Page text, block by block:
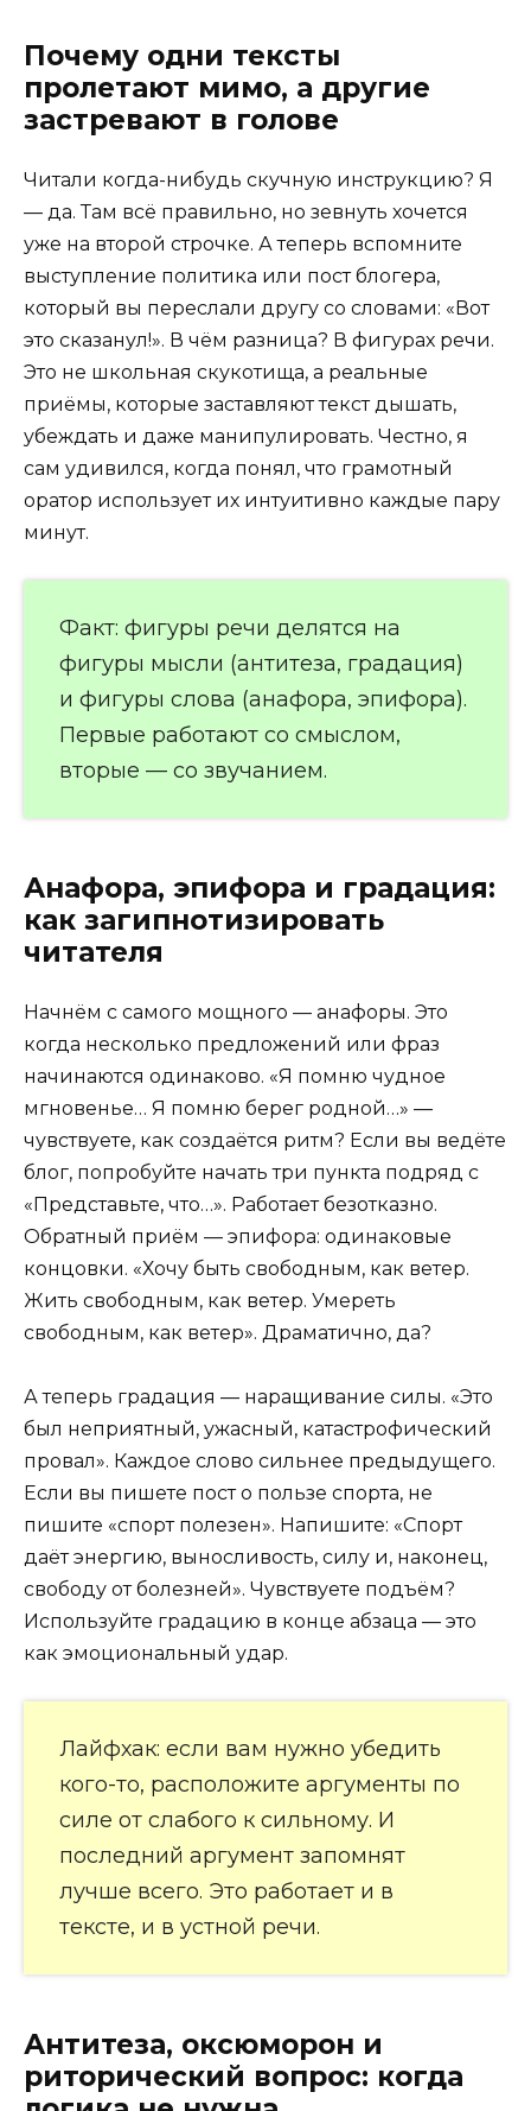
Почему одни тексты
пролетают мимо, а другие
застревают в голове
Читали когда-нибудь скучную инструкцию? Я
— да. Там всё правильно, но зевнуть хочется
уже на второй строчке. А теперь вспомните
выступление политика или пост блогера,
который вы переслали другу со словами: «Вот
это сказанул!». В чём разница? В фигурах речи.
Это не школьная скукотища, а реальные
приёмы, которые заставляют текст дышать,
убеждать и даже манипулировать. Честно, я
сам удивился, когда понял, что грамотный
оратор использует их интуитивно каждые пару
минут.
Факт: фигуры речи делятся на
фигуры мысли (антитеза, градация)
и фигуры слова (анафора, эпифора).
Первые работают со смыслом,
вторые — со звучанием.
Анафора, эпифора и градация:
как загипнотизировать
читателя
Начнём с самого мощного — анафоры. Это
когда несколько предложений или фраз
начинаются одинаково. «Я помню чудное
мгновенье… Я помню берег родной…» —
чувствуете, как создаётся ритм? Если вы ведёте
блог, попробуйте начать три пункта подряд с
«Представьте, что…». Работает безотказно.
Обратный приём — эпифора: одинаковые
концовки. «Хочу быть свободным, как ветер.
Жить свободным, как ветер. Умереть
свободным, как ветер». Драматично, да?
А теперь градация — наращивание силы. «Это
был неприятный, ужасный, катастрофический
провал». Каждое слово сильнее предыдущего.
Если вы пишете пост о пользе спорта, не
пишите «спорт полезен». Напишите: «Спорт
даёт энергию, выносливость, силу и, наконец,
свободу от болезней». Чувствуете подъём?
Используйте градацию в конце абзаца — это
как эмоциональный удар.
Лайфхак: если вам нужно убедить
кого-то, расположите аргументы по
силе от слабого к сильному. И
последний аргумент запомнят
лучше всего. Это работает и в
тексте, и в устной речи.
Антитеза, оксюморон и
риторический вопрос: когда